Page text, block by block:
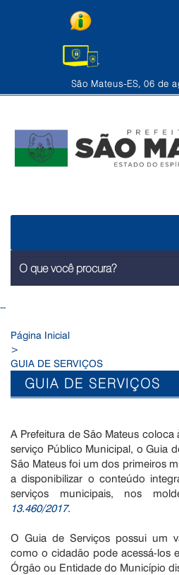
São Mateus-ES, 06 de
--
Página Inicial
>
GUIA DE SERVIÇOS
GUIA DE SERVIÇOS
A Prefeitura de São Mateus
serviço Público Municipal, o Guia
São Mateus foi um dos primeiros
a disponibilizar o conteúdo
serviços municipais, nos
13.460/2017.
O Guia de Serviços possui um
como o cidadão pode acessá-los
Órgão ou Entidade do Município